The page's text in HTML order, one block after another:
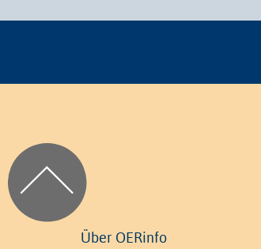
Über OERinfo